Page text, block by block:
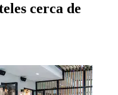
cerca de